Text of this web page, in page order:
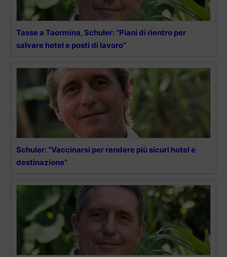
Tasse a Taormina, Schuler: “Piani di rientro per
salvare hotel e posti di lavoro”
Schuler: “Vaccinarsi per rendere più sicuri hotel e
destinazione”